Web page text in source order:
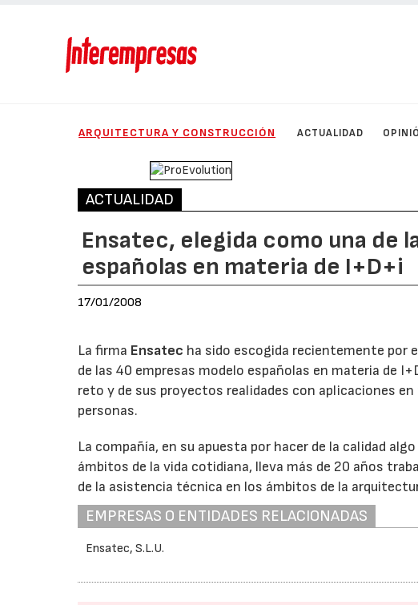
ARQUITECTURA Y CONSTRUCCIÓN ACTUALIDAD
ACTUALIDAD
Ensatec, elegida como una de
españolas en materia de I+D+i
17/01/2008
La firma Ensatec ha sido escogida recientemente por
de las 40 empresas modelo españolas en materia de
reto y de sus proyectos realidades con aplicaciones en
personas.
La compañía, en su apuesta por hacer de la calidad
ámbitos de la vida cotidiana, lleva más de 20 años
de la asistencia técnica en los ámbitos de la
EMPRESAS O ENTIDADES RELACIONADAS
Ensatec, S.L.U.